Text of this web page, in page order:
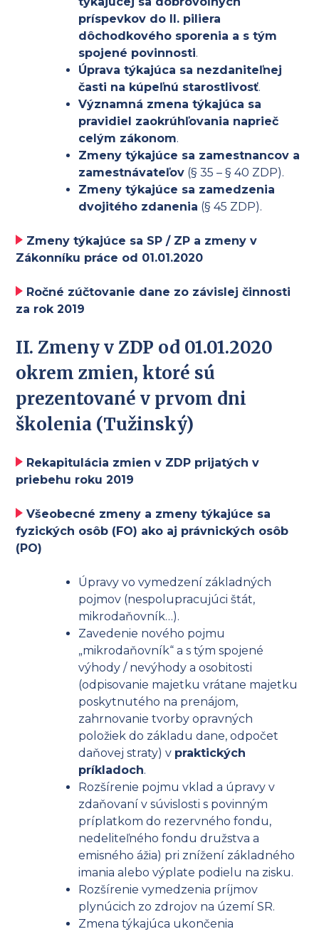
príspevkov do II. piliera
dôchodkového sporenia a s tým
spojené povinnosti.
Úprava týkajúca sa nezdaniteľnej
časti na kúpeľnú starostlivosť.
Významná zmena týkajúca sa
pravidiel zaokrúhľovania naprieč
celým zákonom.
Zmeny týkajúce sa zamestnancov a
zamestnávateľov (§ 35 – § 40 ZDP).
Zmeny týkajúce sa zamedzenia
dvojitého zdanenia (§ 45 ZDP).
Zmeny týkajúce sa SP / ZP a zmeny v
Zákonníku práce od 01.01.2020
Ročné zúčtovanie dane zo závislej činnosti
za rok 2019
II.Zmeny v ZDP od 01.01.2020
okrem zmien, ktoré sú
prezentované v prvom dni
školenia (Tužinský)
Rekapitulácia zmien v ZDP prijatých v
priebehu roku 2019
Všeobecné zmeny a zmeny týkajúce sa
fyzických osôb (FO) ako aj právnických osôb
(PO)
Úpravy vo vymedzení základných
pojmov (nespolupracujúci štát,
mikrodaňovník…).
Zavedenie nového pojmu
„mikrodaňovník“ a s tým spojené
výhody / nevýhody a osobitosti
(odpisovanie majetku vrátane majetku
poskytnutého na prenájom,
zahrnovanie tvorby opravných
položiek do základu dane, odpočet
daňovej straty) v praktických
príkladoch.
Rozšírenie pojmu vklad a úpravy v
zdaňovaní v súvislosti s povinným
príplatkom do rezervného fondu,
nedeliteľného fondu družstva a
emisného ážia) pri znížení základného
imania alebo výplate podielu na zisku.
Rozšírenie vymedzenia príjmov
plynúcich zo zdrojov na území SR.
Zmena týkajúca ukončenia